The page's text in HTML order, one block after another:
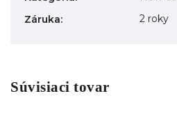
Záruka: 2 roky
Súvisiaci tovar